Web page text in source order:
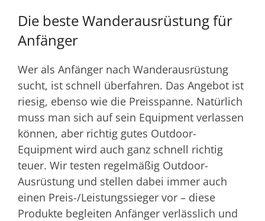
Die beste Wanderausrüstung für
Anfänger
Wer als Anfänger nach Wanderausrüstung
sucht, ist schnell überfahren. Das Angebot ist
riesig, ebenso wie die Preisspanne. Natürlich
muss man sich auf sein Equipment verlassen
können, aber richtig gutes Outdoor-
Equipment wird auch ganz schnell richtig
teuer. Wir testen regelmäßig Outdoor-
Ausrüstung und stellen dabei immer auch
einen Preis-/Leistungssieger vor – diese
Produkte begleiten Anfänger verlässlich und